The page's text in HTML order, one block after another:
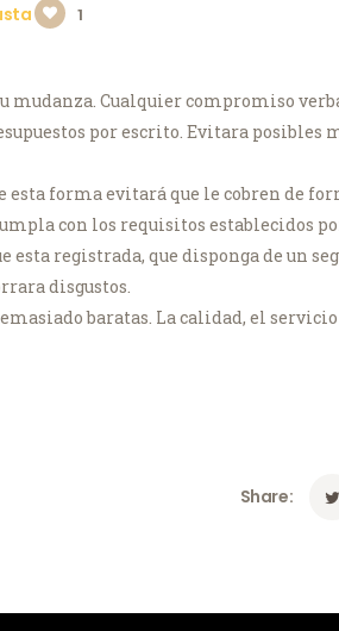
1
mudanza. Cualquier compromiso
por escrito. Evitara posibles
esta forma evitará que le cobren de
con los requisitos establecidos
esta registrada, que disponga de un
disgustos.
baratas. La calidad, el
Share: